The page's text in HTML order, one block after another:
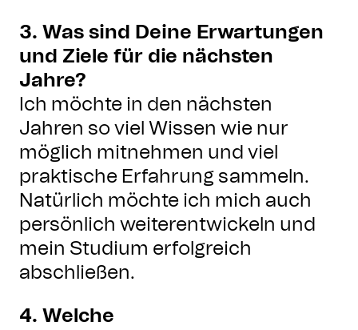
3. Was sind Deine Erwartungen
und Ziele für die nächsten
Jahre?
Ich möchte in den nächsten
Jahren so viel Wissen wie nur
möglich mitnehmen und viel
praktische Erfahrung sammeln.
Natürlich möchte ich mich auch
persönlich weiterentwickeln und
mein Studium erfolgreich
abschließen.
4. Welche